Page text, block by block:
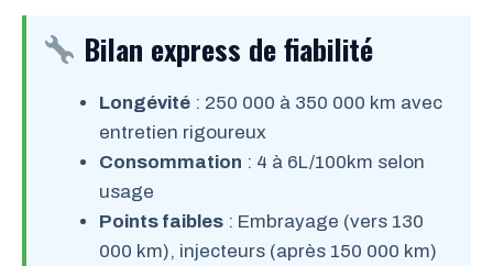
Bilan express de fiabilité
Longévité : 250 000 à 350 000 km avec
entretien rigoureux
Consommation : 4 à 6L/100km selon
usage
Points faibles : Embrayage (vers 130
000 km), injecteurs (après 150 000 km)